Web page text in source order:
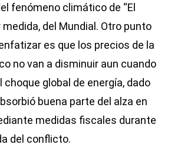
fenómeno climático de “El
medida, del Mundial. Otro punto
es que los precios de la
no van a disminuir aun cuando
choque global de energía, dado
buena parte del alza en
medidas fiscales durante
del conflicto.